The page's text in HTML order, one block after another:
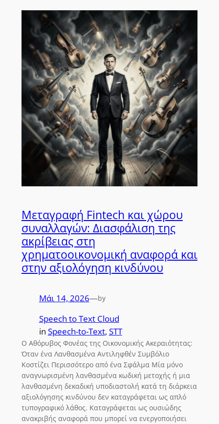
Μεταγραφή Fintech και χώρου
συναλλαγών: Διασφάλιση της
ακρίβειας στη
χρηματοοικονομική αναφορά και
στην αξιολόγηση κινδύνου
Μάι 14, 2026—by
Speech to Text Cloud
in Speech-to-Text, STT
Ο Αθόρυβος Φονέας της Οικονομικής Ακεραιότητας:
Όταν ένα Λανθασμένα Αντιληφθέν Συμβόλιο
Κοστίζει Περισσότερο από ένα Σφάλμα Μία μόνο
αναγνωρισμένη λανθασμένα κωδική μετοχής ή μια
λανθασμένη δεκαδική υποδιαστολή κατά τη διάρκεια
αξιολόγησης κινδύνου δεν καταγράφεται ως απλό
τυπογραφικό λάθος. Καταγράφεται ως ουσιώδης
ανακριβής αναφορά που μπορεί να ενεργοποιήσει